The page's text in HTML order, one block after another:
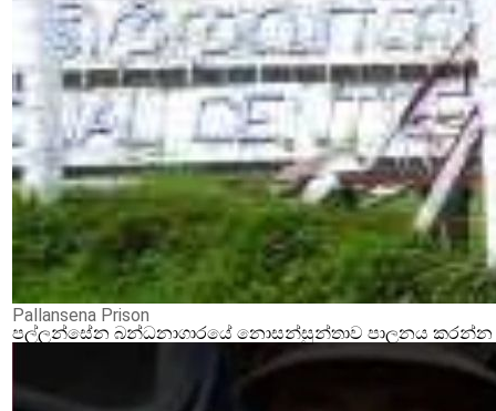
Pallansena Prison
පල්ලන්සේන බන්ධනාගාරයේ නොසන්සුන්තාව පාලනය කරන්න